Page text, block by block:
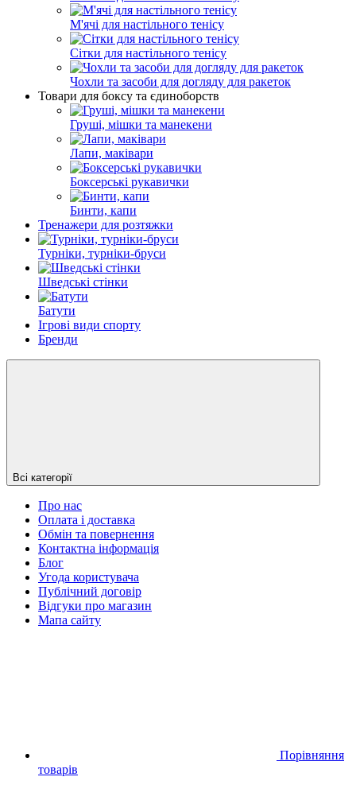
М'ячі для настільного тенісу
Сітки для настільного тенісу
Чохли та засоби для догляду для ракеток
Товари для боксу та єдиноборств
Груші, мішки та манекени
Лапи, маківари
Боксерські рукавички
Бинти, капи
Тренажери для розтяжки
Турніки, турніки-бруси
Шведські стінки
Батути
Ігрові види спорту
Бренди
Всі категорії
Про нас
Оплата і доставка
Обмін та повернення
Контактна інформація
Блог
Угода користувача
Публічний договір
Відгуки про магазин
Мапа сайту
Порівняння
товарів